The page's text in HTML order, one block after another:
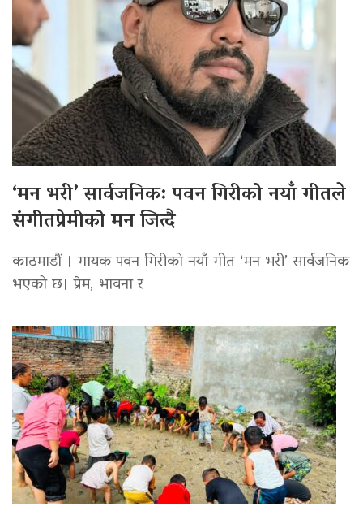
‘मन भरी’ सार्वजनिक: पवन गिरीको नयाँ गीतले
संगीतप्रेमीको मन जित्दै
काठमाडौं । गायक पवन गिरीको नयाँ गीत ‘मन भरी’ सार्वजनिक
भएको छ। प्रेम, भावना र